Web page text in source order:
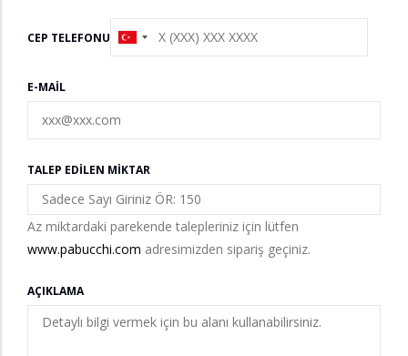
CEP TELEFONU
E-MAIL
TALEP EDILEN MIKTAR
Az miktardaki parekende talepleriniz için lütfen
www.pabucchi.com adresimizden sipariş geçiniz.
AÇIKLAMA